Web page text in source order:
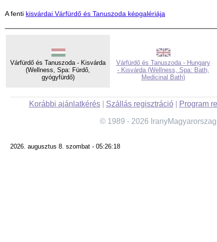
A fenti kisvárdai Várfürdő és Tanuszoda képgalériája
Várfürdő és Tanuszoda - Kisvárda
(Wellness, Spa: Fürdő,
gyógyfürdő)
Várfürdő és Tanuszoda - Hungary
- Kisvárda (Wellness, Spa: Bath,
Medicinal Bath)
Korábbi ajánlatkérés| Szállás regisztráció| Program
© 1989 - 2026
2026. augusztus 8. szombat - 05:26:18